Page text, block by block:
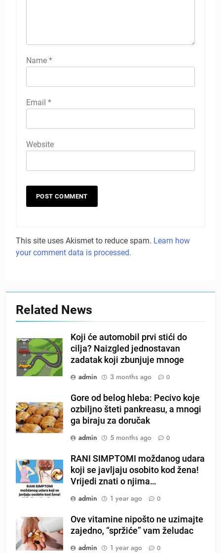
Name *
Email *
Website
This site uses Akismet to reduce spam. Learn how
your comment data is processed.
Related News
Koji će automobil prvi stići do
cilja? Naizgled jednostavan
zadatak koji zbunjuje mnoge
admin
3 months ago 0
Gore od belog hleba: Pecivo koje
ozbiljno šteti pankreasu, a mnogi
ga biraju za doručak
admin
5 months ago 0
RANI SIMPTOMI moždanog udara
koji se javljaju osobito kod žena!
Vrijedi znati o njima…
admin
1 year ago 0
Ove vitamine nipošto ne uzimajte
zajedno, “spržiće” vam želudac
admin
1 year ago 0